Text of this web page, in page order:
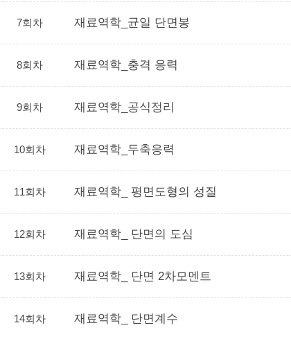
7회차 재료역학_균일 단면봉
8회차 재료역학_충격 응력
9회차 재료역학_공식정리
10회차 재료역학_두축응력
11회차 재료역학_ 평면도형의 성질
12회차 재료역학_ 단면의 도심
13회차 재료역학_ 단면 2차모멘트
14회차 재료역학_ 단면계수